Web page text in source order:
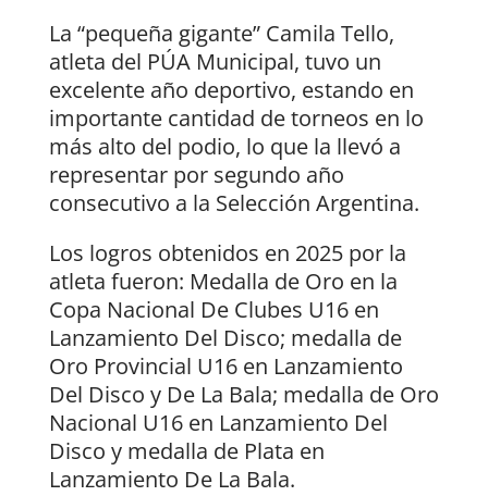
La “pequeña gigante” Camila Tello,
atleta del PÚA Municipal, tuvo un
excelente año deportivo, estando en
importante cantidad de torneos en lo
más alto del podio, lo que la llevó a
representar por segundo año
consecutivo a la Selección Argentina.
Los logros obtenidos en 2025 por la
atleta fueron: Medalla de Oro en la
Copa Nacional De Clubes U16 en
Lanzamiento Del Disco; medalla de
Oro Provincial U16 en Lanzamiento
Del Disco y De La Bala; medalla de Oro
Nacional U16 en Lanzamiento Del
Disco y medalla de Plata en
Lanzamiento De La Bala.